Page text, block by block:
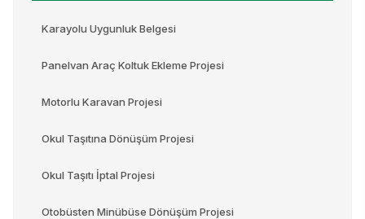
Karayolu Uygunluk Belgesi
Panelvan Araç Koltuk Ekleme Projesi
Motorlu Karavan Projesi
Okul Taşıtına Dönüşüm Projesi
Okul Taşıtı İptal Projesi
Otobüsten Minübüse Dönüşüm Projesi